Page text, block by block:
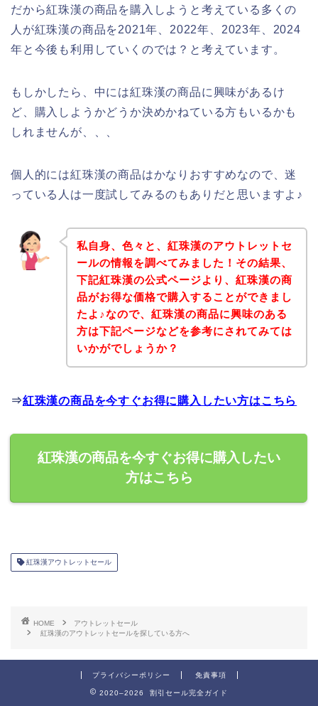
だから紅珠漢の商品を購入しようと考えている多くの
人が紅珠漢の商品を2021年、2022年、2023年、2024
年と今後も利用していくのでは？と考えています。
もしかしたら、中には紅珠漢の商品に興味があるけ
ど、購入しようかどうか決めかねている方もいるかも
しれませんが、、、
個人的には紅珠漢の商品はかなりおすすめなので、迷
っている人は一度試してみるのもありだと思いますよ♪
私自身、色々と、紅珠漢のアウトレットセ
ールの情報を調べてみました！その結果、
下記紅珠漢の公式ページより、紅珠漢の商
品がお得な価格で購入することができまし
たよ♪なので、紅珠漢の商品に興味のある
方は下記ページなどを参考にされてみては
いかがでしょうか？
⇒紅珠漢の商品を今すぐお得に購入したい方はこちら
紅珠漢の商品を今すぐお得に購入したい
方はこちら
紅珠漢アウトレットセール
HOME
アウトレットセール
紅珠漢のアウトレットセールを探している方へ
プライバシーポリシー 免責事項
2020–2026 割引セール完全ガイド